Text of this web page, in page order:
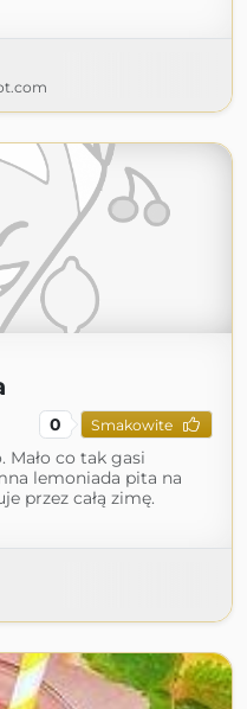
0 Smakowite
Mało co tak gasi
lemoniada pita na
przez całą zimę.